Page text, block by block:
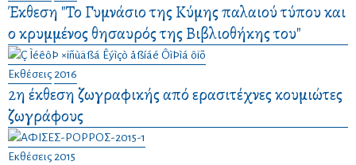
Έκθεση "Το Γυμνάσιο της Κύμης παλαιού τύπου και
ο κρυμμένος θησαυρός της Βιβλιοθήκης του"
Εκθέσεις 2016
2η έκθεση ζωγραφικής από ερασιτέχνες κουμιώτες
ζωγράφους
Εκθέσεις 2015